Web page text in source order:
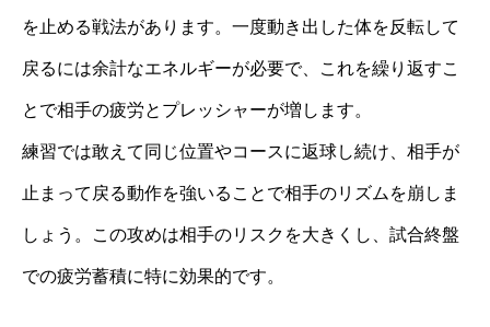
を止める戦法があります。一度動き出した体を反転して
戻るには余計なエネルギーが必要で、これを繰り返すこ
とで相手の疲労とプレッシャーが増します。
練習では敢えて同じ位置やコースに返球し続け、相手が
止まって戻る動作を強いることで相手のリズムを崩しま
しょう。この攻めは相手のリスクを大きくし、試合終盤
での疲労蓄積に特に効果的です。